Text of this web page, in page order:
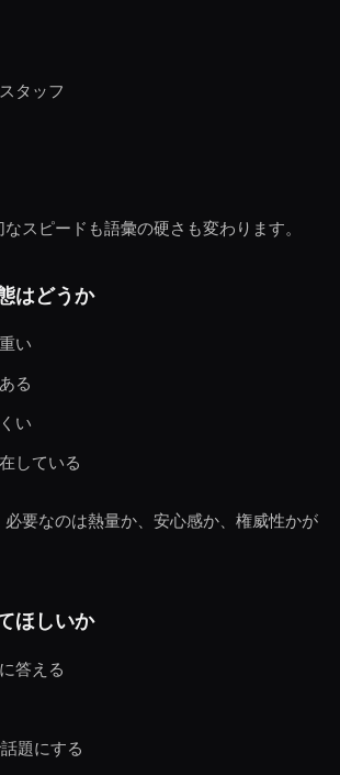
タッフ
スピードも語彙の硬さも変わります。
はどうか
い
る
い
している
要なのは熱量か、安心感か、権威性かが
ほしいか
答える
題にする